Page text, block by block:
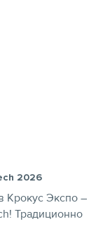
2026
Крокус Экспо –
Традиционно